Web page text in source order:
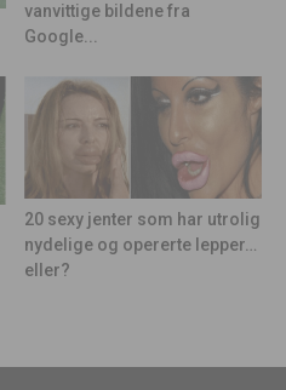
vanvittige bildene fra
Google...
20 sexy jenter som har utrolig
nydelige og opererte lepper…
eller?